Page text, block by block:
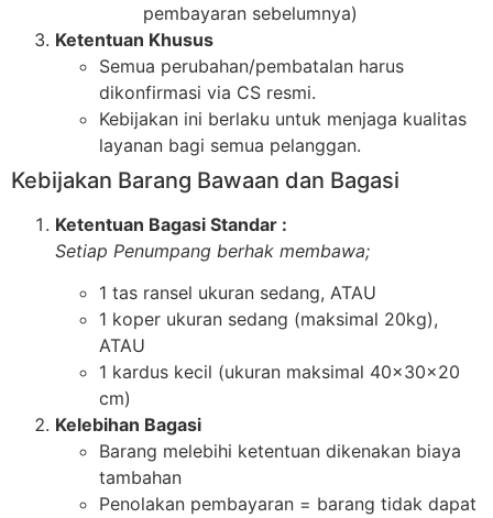
pembayaran sebelumnya)
Ketentuan Khusus
Semua perubahan/pembatalan harus
dikonfirmasi via CS resmi.
Kebijakan ini berlaku untuk menjaga kualitas
layanan bagi semua pelanggan.
Kebijakan Barang Bawaan dan Bagasi
Ketentuan Bagasi Standar :
Setiap Penumpang berhak membawa;
1 tas ransel ukuran sedang, ATAU
1 koper ukuran sedang (maksimal 20kg),
ATAU
1 kardus kecil (ukuran maksimal 40x30x20
cm)
Kelebihan Bagasi
Barang melebihi ketentuan dikenakan biaya
tambahan
Penolakan pembayaran = barang tidak dapat